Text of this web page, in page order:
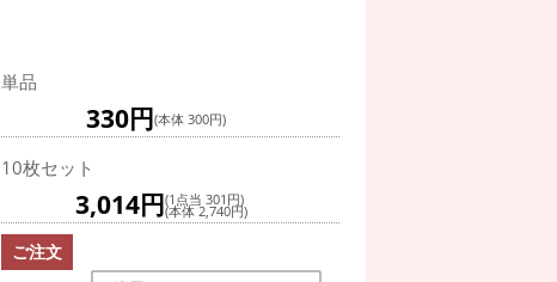
単品
330円(本体 300円)
10枚セット
3,014円(1点当 301円)
(本体 2,740円)
ご注文